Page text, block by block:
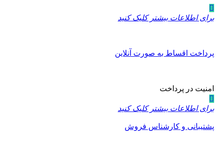
برای اطلاعات بیشتر کلیک کنید
پرداخت اقساط به صورت آنلاین
امنیت در پرداخت
برای اطلاعات بیشتر کلیک کنید
پشتیبانی و کارشناس فروش